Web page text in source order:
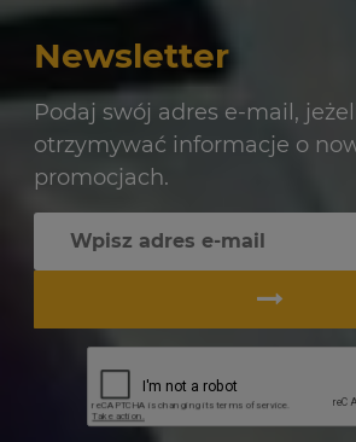
Newsletter
Podaj swój adres e-mail,
otrzymywać informacje o
promocjach.